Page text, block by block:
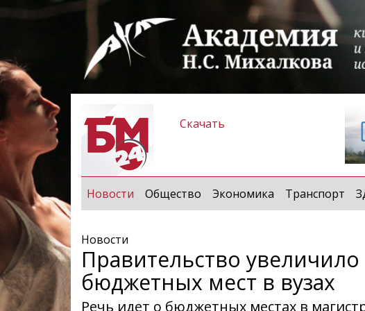
Скачать
Новости (current)
Общество Экономика Транспорт
Новости
Правительство
бюджетных мест в вузах
Речь идет о бюджетных местах в